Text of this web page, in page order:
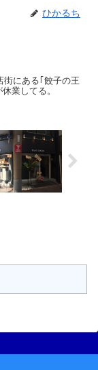
ひかるち
街にある｢餃子の王
業してる。